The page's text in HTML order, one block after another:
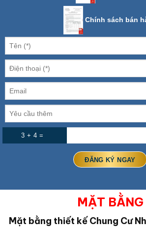
Chính sách bán
3 + 4 =
MẶT BẰNG
Mặt bằng thiết kế Chung Cư